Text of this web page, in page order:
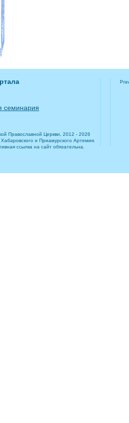
семинария
Православной Церкви, 2012 - 2026
и Приамурского Артемия.
ссылка на сайт обязательна.